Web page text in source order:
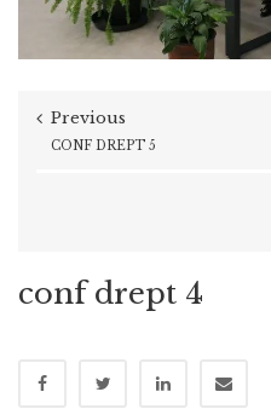
Previous
CONF DREPT 5
conf drept 4